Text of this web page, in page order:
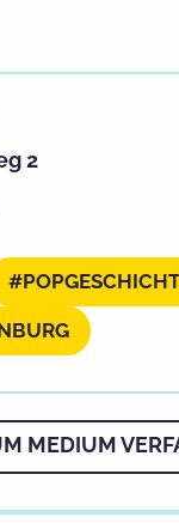
2
MEDIUM